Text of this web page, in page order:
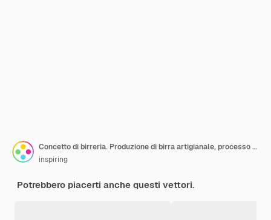
Concetto di birreria. Produzione di birra artigianale, processo di fermentazione. Bozza
inspiring
Potrebbero piacerti anche questi vettori.